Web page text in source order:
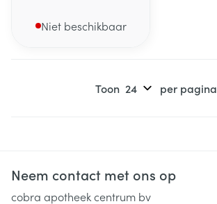
Niet beschikbaar
Toon per pagina
Neem contact met ons op
cobra apotheek centrum bv